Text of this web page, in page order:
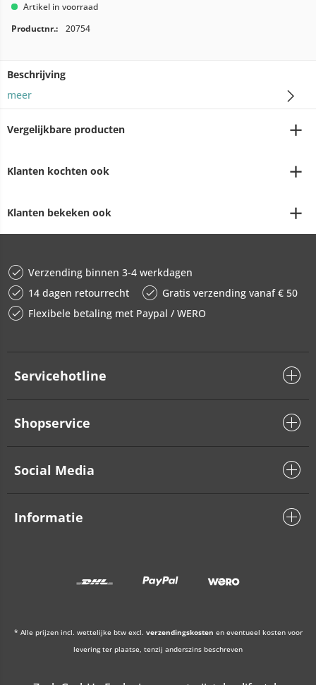
Artikel in voorraad
Productnr.:
20754
Beschrijving
meer
Vergelijkbare producten
Klanten kochten ook
Klanten bekeken ook
Verzending binnen 3-4 werkdagen
14 dagen retourrecht
Gratis verzending vanaf € 50
Flexibele betaling met Paypal / WERO
Servicehotline
Shopservice
Social Media
Informatie
* Alle prijzen incl. wettelijke btw excl. verzendingskosten en eventueel kosten voor
levering ter plaatse, tenzij anderszins beschreven